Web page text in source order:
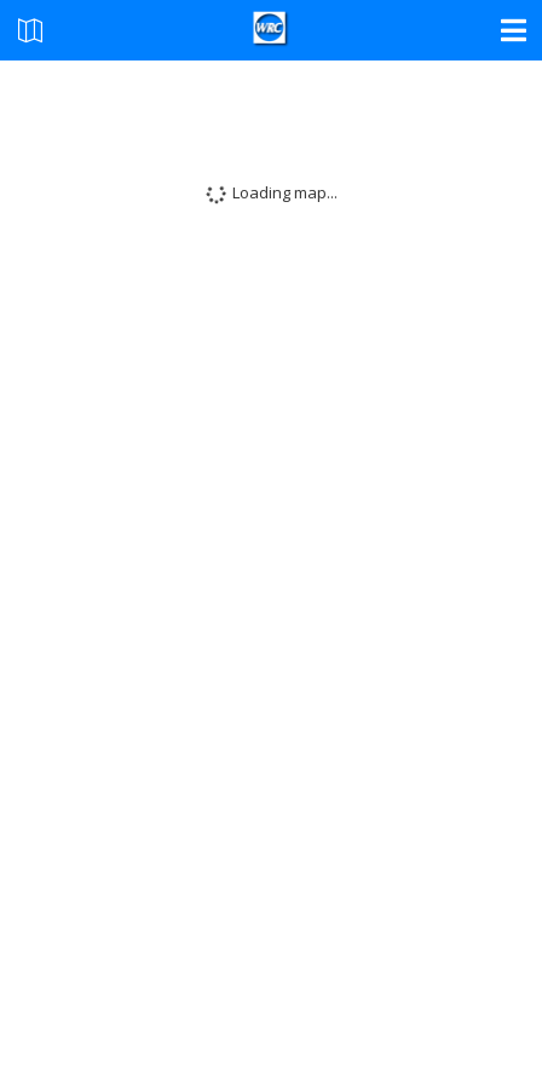
Loading map...